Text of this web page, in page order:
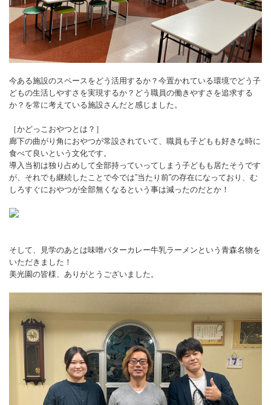
今ある施設のスペースをどう活用するか？今置かれている環境でどう子
どもの生活しやすさを実現するか？どう職員の働きやすさを追求する
か？を常に考えている施設さんだと感じました。
［かどっこおやつとは？］
廊下の曲がり角におやつが常設されていて、職員も子どもも好きな時に
食べて良いという文化です。
導入当初は独り占めして全部持っていってしまう子どもも居たそうです
が、それでも継続したことで今では”当たり前”の存在になっており、む
しろすぐにおやつが全部無くなるという事は減ったのだとか！
そして、見学のあとは味噌バターカレー牛乳ラーメンという青森名物を
いただきました！
美光園の皆様、ありがとうございました。